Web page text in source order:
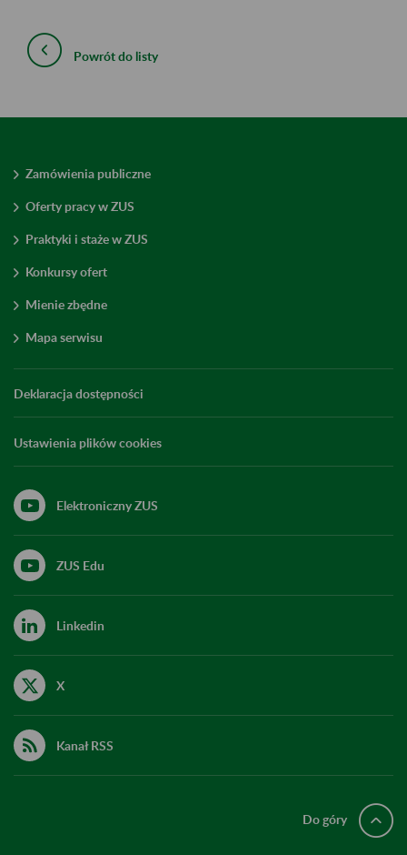
Powrót do listy
Zamówienia publiczne
Oferty pracy w ZUS
Praktyki i staże w ZUS
Konkursy ofert
Mienie zbędne
Mapa serwisu
Deklaracja dostępności
Ustawienia plików cookies
Elektroniczny ZUS
ZUS Edu
Linkedin
X
Kanał RSS
Do góry